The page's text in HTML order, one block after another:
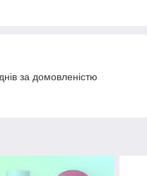
за домовленістю